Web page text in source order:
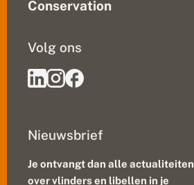
Conservation
Nieuwsbrief
Je ontvangt dan alle actualiteiten
over vlinders en libellen in je
Volg ons